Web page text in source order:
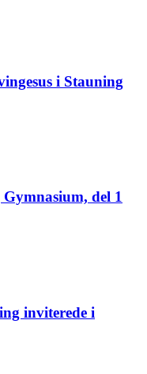
i Stauning
del 1
inviterede i